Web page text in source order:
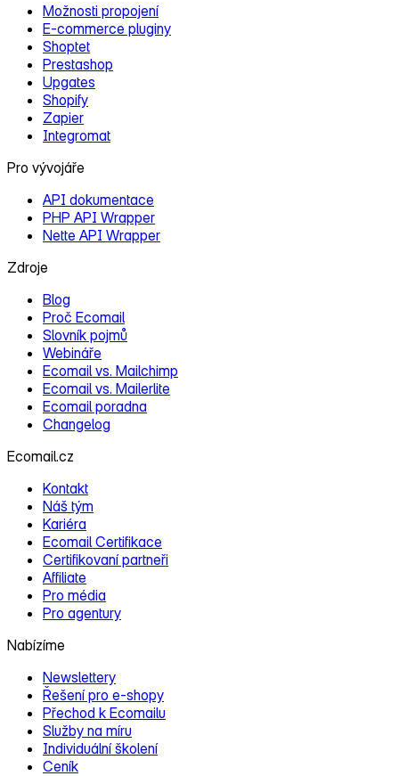
Možnosti propojení
E‑commerce pluginy
Shoptet
Prestashop
Upgates
Shopify
Zapier
Integromat
Pro vývojáře
API dokumentace
PHP API Wrapper
Nette API Wrapper
Zdroje
Blog
Proč Ecomail
Slovník pojmů
Webináře
Ecomail vs. Mailchimp
Ecomail vs. Mailerlite
Ecomail poradna
Changelog
Ecomail.cz
Kontakt
Náš tým
Kariéra
Ecomail Certifikace
Certifikovaní partneři
Affiliate
Pro média
Pro agentury
Nabízíme
Newslettery
Řešení pro e‑shopy
Přechod k Ecomailu
Služby na míru
Individuální školení
Ceník